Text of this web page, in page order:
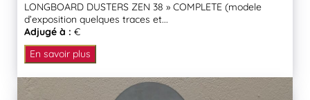
LONGBOARD DUSTERS ZEN 38 » COMPLETE (modele
d’exposition quelques traces et...
Adjugé à : €
En savoir plus